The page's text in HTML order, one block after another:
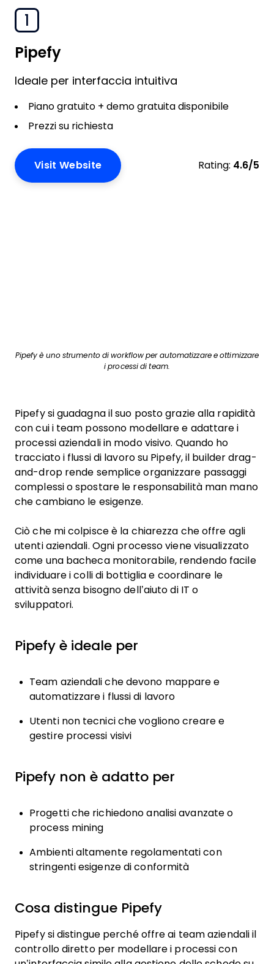
1
Pipefy
Ideale per interfaccia intuitiva
Piano gratuito + demo gratuita disponibile
Prezzi su richiesta
Visit Website Rating: 4.6/5
Pipefy è uno strumento di workflow per automatizzare e ottimizzare
i processi di team.
Pipefy si guadagna il suo posto grazie alla rapidità
con cui i team possono modellare e adattare i
processi aziendali in modo visivo. Quando ho
tracciato i flussi di lavoro su Pipefy, il builder drag-
and-drop rende semplice organizzare passaggi
complessi o spostare le responsabilità man mano
che cambiano le esigenze.
Ciò che mi colpisce è la chiarezza che offre agli
utenti aziendali. Ogni processo viene visualizzato
come una bacheca monitorabile, rendendo facile
individuare i colli di bottiglia e coordinare le
attività senza bisogno dell’aiuto di IT o
sviluppatori.
Pipefy è ideale per
Team aziendali che devono mappare e
automatizzare i flussi di lavoro
Utenti non tecnici che vogliono creare e
gestire processi visivi
Pipefy non è adatto per
Progetti che richiedono analisi avanzate o
process mining
Ambienti altamente regolamentati con
stringenti esigenze di conformità
Cosa distingue Pipefy
Pipefy si distingue perché offre ai team aziendali il
controllo diretto per modellare i processi con